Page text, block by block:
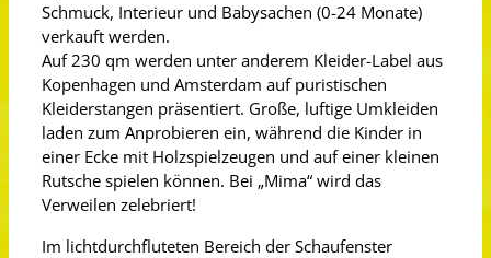
Schmuck, Interieur und Babysachen (0-24 Monate)
verkauft werden.
Auf 230 qm werden unter anderem Kleider-Label aus
Kopenhagen und Amsterdam auf puristischen
Kleiderstangen präsentiert. Große, luftige Umkleiden
laden zum Anprobieren ein, während die Kinder in
einer Ecke mit Holzspielzeugen und auf einer kleinen
Rutsche spielen können. Bei „Mima“ wird das
Verweilen zelebriert!
Im lichtdurchfluteten Bereich der Schaufenster